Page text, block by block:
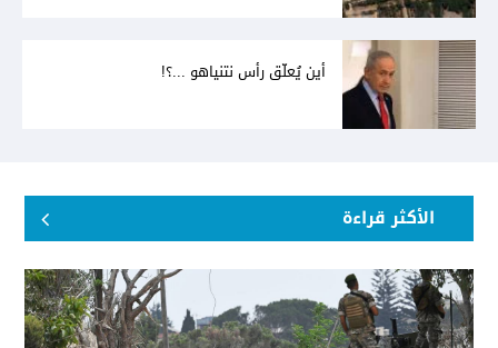
أين يُعلّق رأس نتنياهو ...؟!
الأكثر قراءة